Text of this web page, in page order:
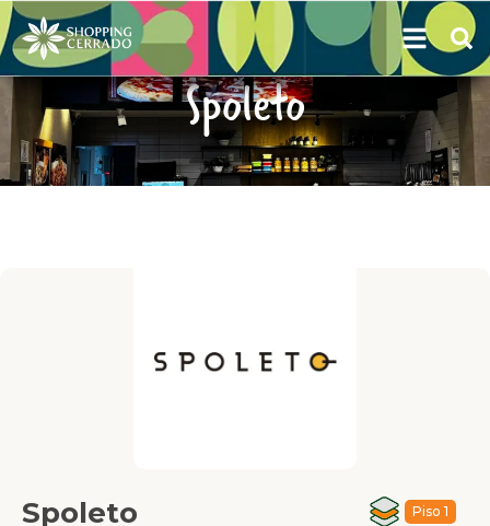
Spoleto
Piso 1
Spoleto